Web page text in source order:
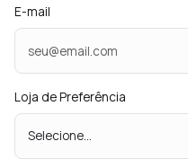
E-mail
Loja de Preferência